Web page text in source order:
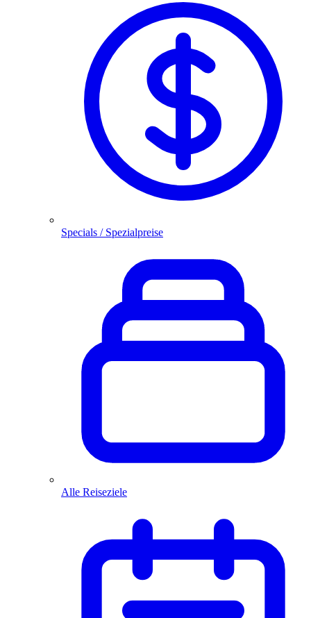
Specials / Spezialpreise
Alle Reiseziele